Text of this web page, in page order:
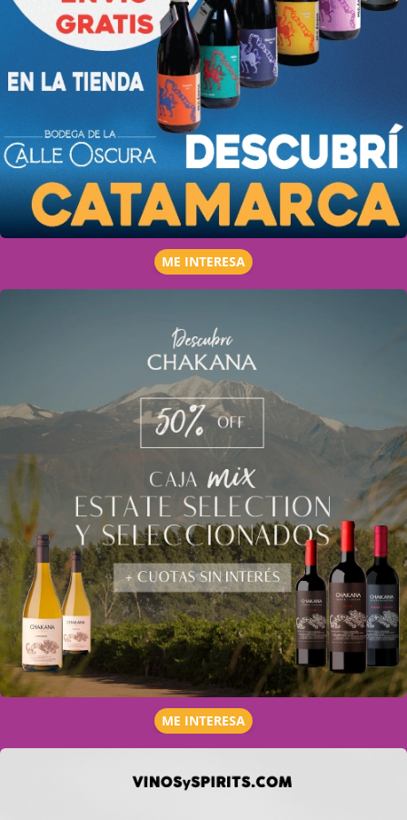
ME INTERESA
ME INTERESA